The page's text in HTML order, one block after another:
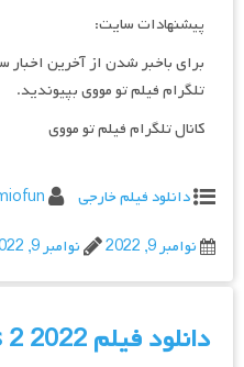
پیشنهادات سایت:
برای باخبر شدن از آخرین اخبار
تلگرام فیلم تو مووی بپیوندید.
کانال تلگرام فیلم تو مووی
دانلود فیلم خارجی
نوامبر 9, 2022
نوامبر 9, 2022
دانلود فیلم Enola Holmes 2 2022